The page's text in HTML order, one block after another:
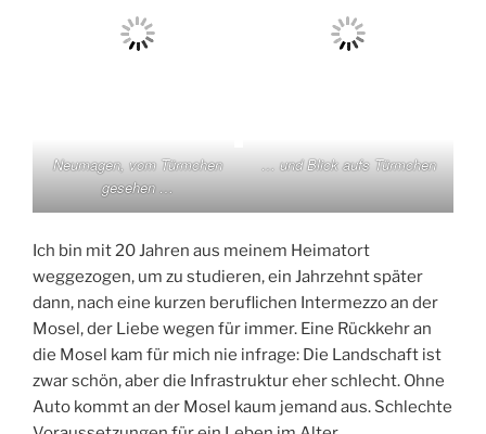
Neumagen, vom Türmchen
gesehen …
… und Blick aufs Türmchen
Ich bin mit 20 Jahren aus meinem Heimatort
weggezogen, um zu studieren, ein Jahrzehnt später
dann, nach eine kurzen beruflichen Intermezzo an der
Mosel, der Liebe wegen für immer. Eine Rückkehr an
die Mosel kam für mich nie infrage: Die Landschaft ist
zwar schön, aber die Infrastruktur eher schlecht. Ohne
Auto kommt an der Mosel kaum jemand aus. Schlechte